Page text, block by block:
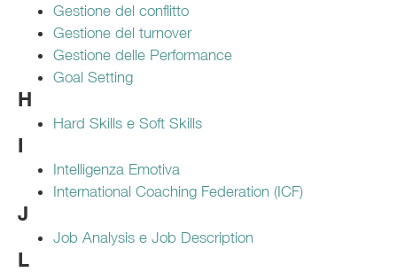
Gestione del conflitto
Gestione del turnover
Gestione delle Performance
Goal Setting
H
Hard Skills e Soft Skills
I
Intelligenza Emotiva
International Coaching Federation (ICF)
J
Job Analysis e Job Description
L